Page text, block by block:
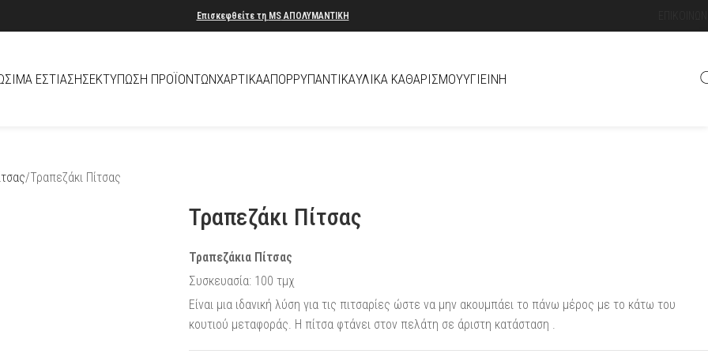
Επισκεφθείτε τη MSΑΠΟΛΥΜΑΝΤΙΚΗ
ΕΣΤΊΑΣΗΣΕΚΤΎΠΩΣΗ ΠΡΟΪΌΝΤΩΝΧΑΡΤΙΚΆΑΠΟΡΡΥΠΑΝΤΙΚΆΥΛΙΚΆ ΚΑΘΑΡΙΣΜΟΎΥΓΙΕΙΝΉ
Τραπεζάκι Πίτσας
Τραπεζάκι Πίτσας
Τραπεζάκια Πίτσας
Συσκευασία: 100 τμχ
Είναι μια ιδανική λύση για τις πιτσαρίες ώστε να μην ακουμπάει το πάνω μέρος με το κάτω του
κουτιού μεταφοράς. Η πίτσα φτάνει στον πελάτη σε άριστη κατάσταση .